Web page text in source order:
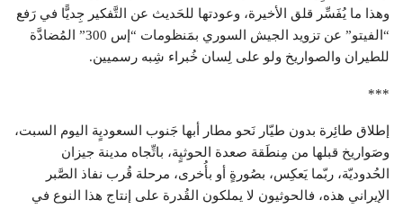
وهذا ما يُفَسِّر قلق الأخيرة، وعودتها للحَديث عن التَّفكير جِديًّا في رَفع
“الفيتو” عن تزويد الجيش السوري بمَنظومات “إس 300” المُضادَّة
للطيران والصواريخ ولو على لِسان خُبراء شِبه رسميين.
***
إطلاق طائِرة بدون طيّار نَحو مطار أبها جَنوب السعوديٍة اليوم السبت،
وصَواريخ قبلها من مِنطَقة صعدة الحوثيٍة، باتِّجاه مدينة جيزان
الحُدوديّة، ربّما يَعكِس، بصُورةٍ أو بأُخرى، مرحلة قُرب نفاذ الصَّبر
الإيراني هذه، فالحوثيون لا يملكون القُدرة على إنتاج هذا النوع في